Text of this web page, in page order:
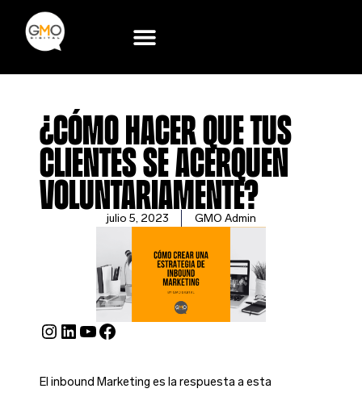
contenido
¿Cómo hacer que tus
clientes se acerquen
voluntariamente?
julio 5, 2023 GMO Admin
Instagram
LinkedIn
YouTube
Facebook
El inbound Marketing es la respuesta a esta